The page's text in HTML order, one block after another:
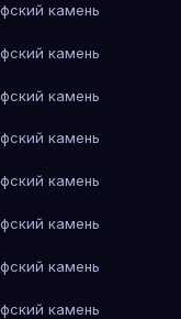
камень
камень
камень
камень
камень
камень
камень
камень